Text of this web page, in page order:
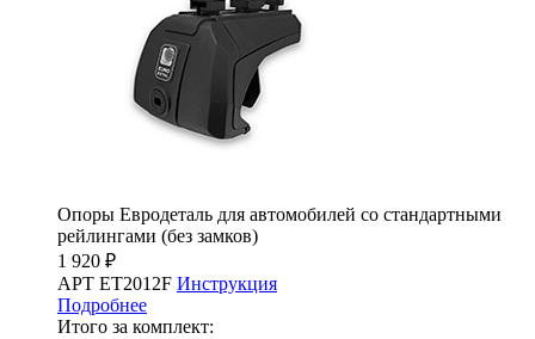
Опоры Евродеталь для автомобилей со стандартными
рейлингами (без замков)
1 920 ₽
АРТ ET2012F Инструкция
Подробнее
Итого за комплект: